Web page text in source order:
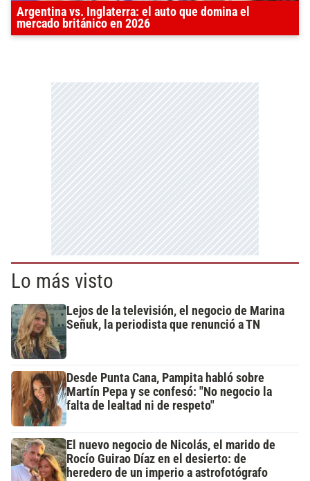
Argentina vs. Inglaterra: el auto que domina el
mercado británico en 2026
Lo más visto
Lejos de la televisión, el negocio de Marina
Señuk, la periodista que renunció a TN
Desde Punta Cana, Pampita habló sobre
Martín Pepa y se confesó: "No negocio la
falta de lealtad ni de respeto"
El nuevo negocio de Nicolás, el marido de
Rocío Guirao Díaz en el desierto: de
heredero de un imperio a astrofotógrafo